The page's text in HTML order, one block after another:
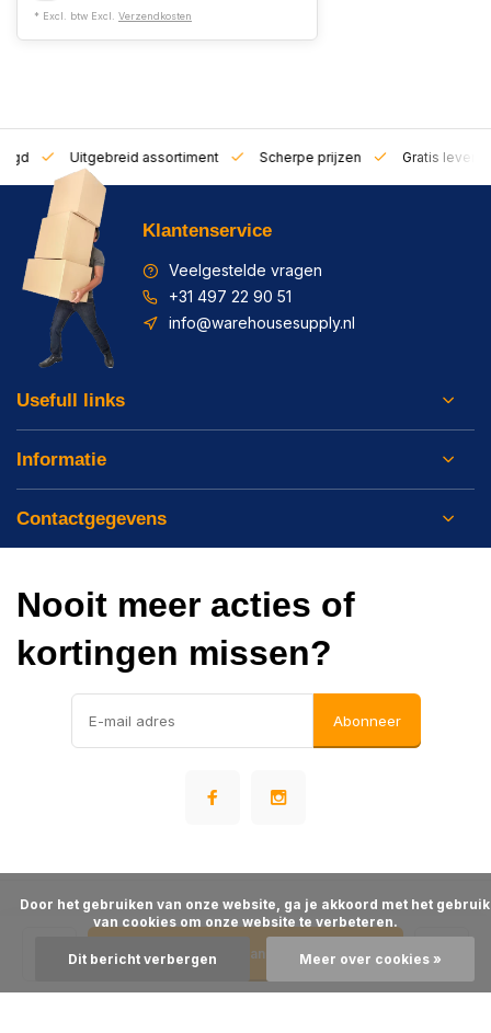
Toevoegen aan winkelwagen
* Excl. btw Excl. Verzendkosten
Uitgebreid assortiment Scherpe prijzen Gratis
Klantenservice
Veelgestelde vragen
+31 497 22 90 51
info@warehousesupply.nl
Usefull links
Informatie
Contactgegevens
Nooit meer acties of
kortingen missen?
Abonneer
Algemene voorwaarden Disclaimer Privacy Policy Sitemap
© Warehousesupply- Theme made byWebdinge
van cookies om onze website te verbeteren.
Dit bericht verbergen Meer over cookies »